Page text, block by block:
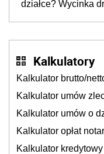
działce? Wycinka
Kalkulatory
Kalkulator brutto/
Kalkulator umów
Kalkulator umów o
Kalkulator opłat
Kalkulator kredytowy